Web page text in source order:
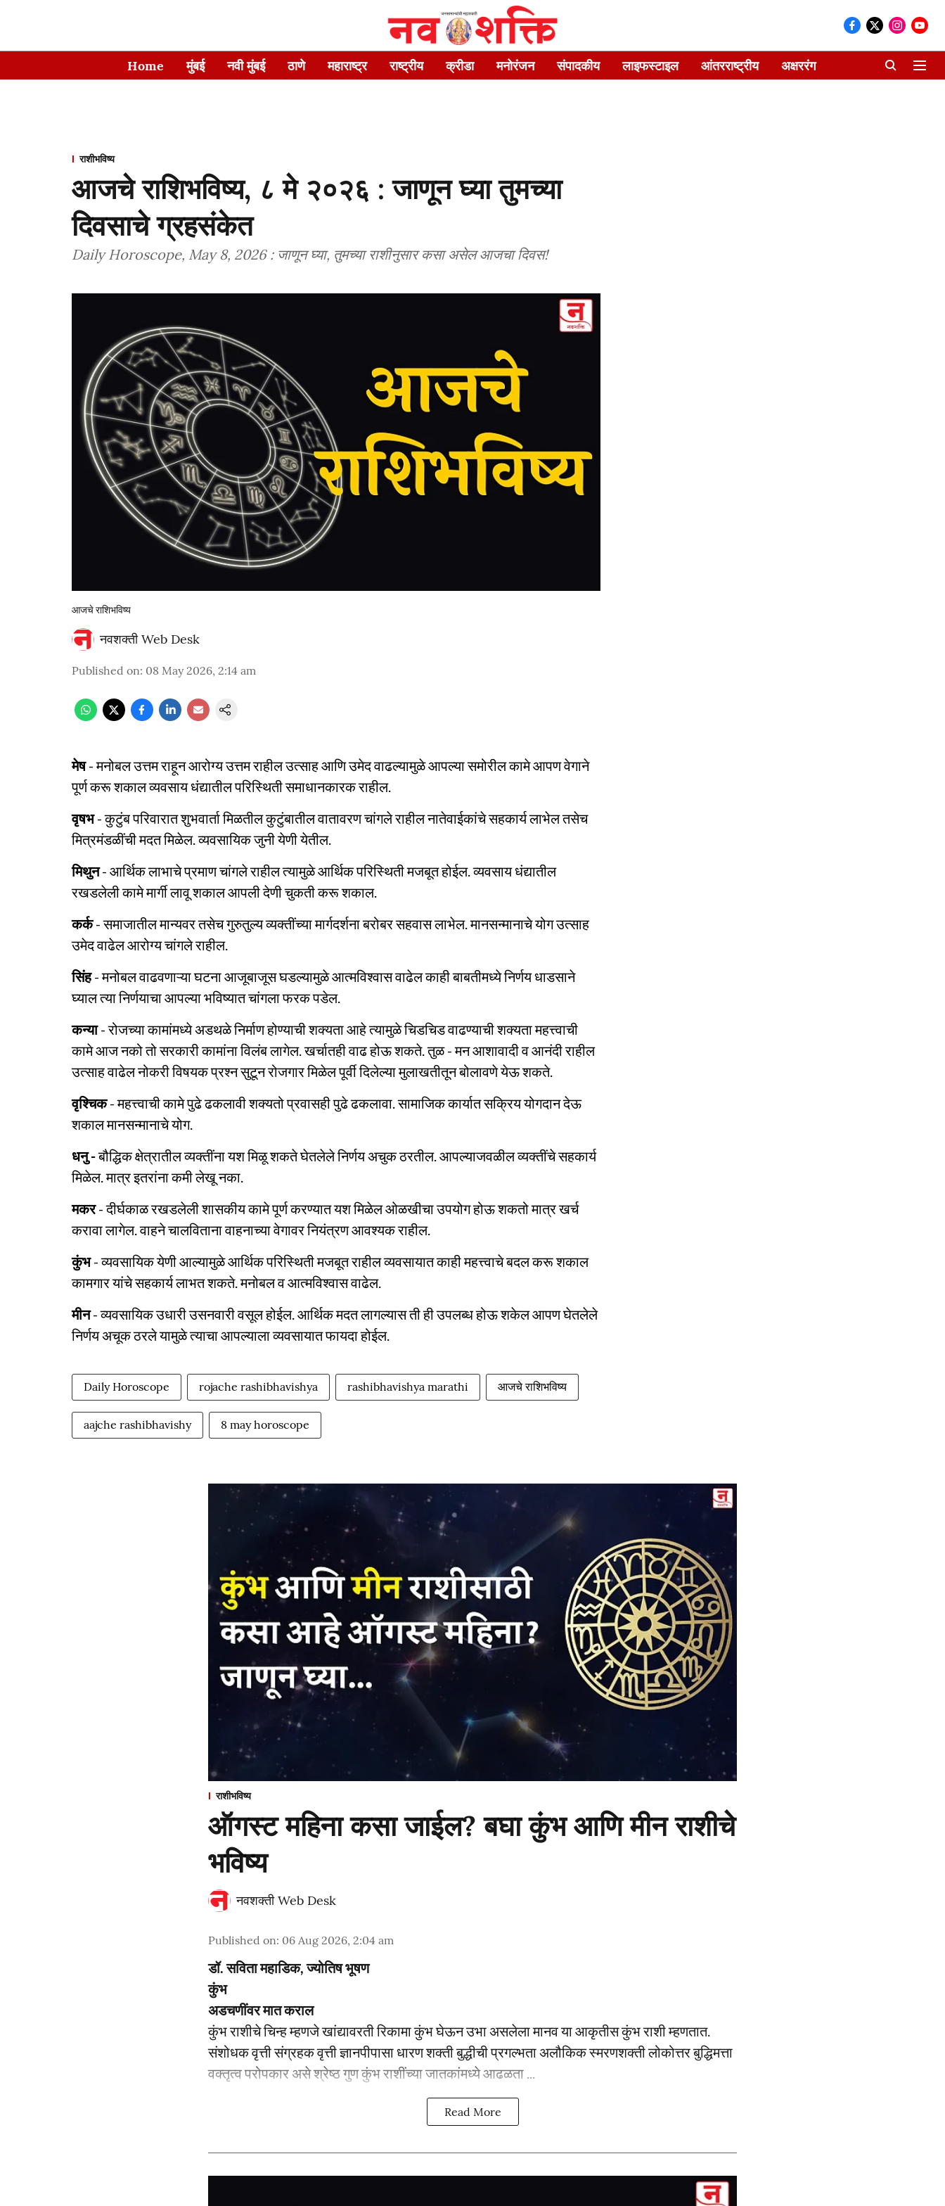
Home मुंबई नवी मुंबई ठाणे महाराष्ट्र राष्ट्रीय क्रीडा मनोरंजन संपादकीय लाइफस्टाइल आंतरराष्ट्रीय अक्षररंग
राशीभविष्य
आजचे राशिभविष्य, ८ मे २०२६ : जाणून घ्या तुमच्या
दिवसाचे ग्रहसंकेत
Daily Horoscope, May 8, 2026 : जाणून घ्या, तुमच्या राशीनुसार कसा असेल आजचा दिवस!
आजचे राशिभविष्य
नवशक्ती Web Desk
Published on: 08 May 2026, 2:14 am
मेष- मनोबल उत्तम राहून आरोग्य उत्तम राहील उत्साह आणि उमेद वाढल्यामुळे आपल्या समोरील कामे आपण वेगाने
पूर्ण करू शकाल व्यवसाय धंद्यातील परिस्थिती समाधानकारक राहील.
वृषभ- कुटुंब परिवारात शुभवार्ता मिळतील कुटुंबातील वातावरण चांगले राहील नातेवाईकांचे सहकार्य लाभेल तसेच
मित्रमंडळींची मदत मिळेल. व्यवसायिक जुनी येणी येतील.
मिथुन- आर्थिक लाभाचे प्रमाण चांगले राहील त्यामुळे आर्थिक परिस्थिती मजबूत होईल. व्यवसाय धंद्यातील
रखडलेली कामे मार्गी लावू शकाल आपली देणी चुकती करू शकाल.
कर्क- समाजातील मान्यवर तसेच गुरुतुल्य व्यक्तींच्या मार्गदर्शना बरोबर सहवास लाभेल. मानसन्मानाचे योग उत्साह
उमेद वाढेल आरोग्य चांगले राहील.
सिंह- मनोबल वाढवणाऱ्या घटना आजूबाजूस घडल्यामुळे आत्मविश्वास वाढेल काही बाबतीमध्ये निर्णय धाडसाने
घ्याल त्या निर्णयाचा आपल्या भविष्यात चांगला फरक पडेल.
कन्या- रोजच्या कामांमध्ये अडथळे निर्माण होण्याची शक्यता आहे त्यामुळे चिडचिड वाढण्याची शक्यता महत्त्वाची
कामे आज नको तो सरकारी कामांना विलंब लागेल. खर्चातही वाढ होऊ शकते. तुळ - मन आशावादी व आनंदी राहील
उत्साह वाढेल नोकरी विषयक प्रश्न सुटून रोजगार मिळेल पूर्वी दिलेल्या मुलाखतीतून बोलावणे येऊ शकते.
वृश्चिक- महत्त्वाची कामे पुढे ढकलावी शक्यतो प्रवासही पुढे ढकलावा. सामाजिक कार्यात सक्रिय योगदान देऊ
शकाल मानसन्मानाचे योग.
धनु -बौद्धिक क्षेत्रातील व्यक्तींना यश मिळू शकते घेतलेले निर्णय अचुक ठरतील. आपल्याजवळील व्यक्तींचे सहकार्य
मिळेल. मात्र इतरांना कमी लेखू नका.
मकर- दीर्घकाळ रखडलेली शासकीय कामे पूर्ण करण्यात यश मिळेल ओळखीचा उपयोग होऊ शकतो मात्र खर्च
करावा लागेल. वाहने चालविताना वाहनाच्या वेगावर नियंत्रण आवश्यक राहील.
कुंभ- व्यवसायिक येणी आल्यामुळे आर्थिक परिस्थिती मजबूत राहील व्यवसायात काही महत्त्वाचे बदल करू शकाल
कामगार यांचे सहकार्य लाभत शकते. मनोबल व आत्मविश्वास वाढेल.
मीन- व्यवसायिक उधारी उसनवारी वसूल होईल. आर्थिक मदत लागल्यास ती ही उपलब्ध होऊ शकेल आपण घेतलेले
निर्णय अचूक ठरले यामुळे त्याचा आपल्याला व्यवसायात फायदा होईल.
Daily Horoscope rojache rashibhavishya rashibhavishya marathi आजचे राशिभविष्य
aajche rashibhavishy 8 may horoscope
राशीभविष्य
ऑगस्ट महिना कसा जाईल? बघा कुंभ आणि मीन राशीचे
भविष्य
नवशक्ती Web Desk
Published on: 06 Aug 2026, 2:04 am
डॉ. सविता महाडिक, ज्योतिष भूषण
कुंभ
अडचणींवर मात कराल
कुंभ राशीचे चिन्ह म्हणजे खांद्यावरती रिकामा कुंभ घेऊन उभा असलेला मानव या आकृतीस कुंभ राशी म्हणतात.
संशोधक वृत्ती संग्रहक वृत्ती ज्ञानपीपासा धारण शक्ती बुद्धीची प्रगल्भता अलौकिक स्मरणशक्ती लोकोत्तर बुद्धिमत्ता
वक्तृत्व परोपकार असे श्रेष्ठ गुण कुंभ राशींच्या जातकांमध्ये आढळता ...
Read More